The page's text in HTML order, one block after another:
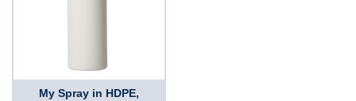
My Spray in HDPE,